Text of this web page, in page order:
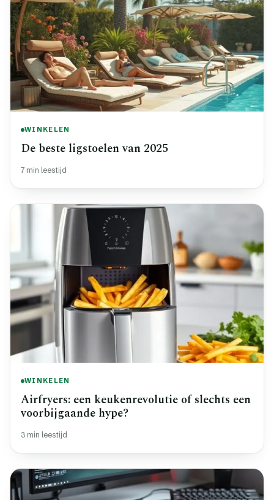
WINKELEN
De beste ligstoelen van 2025
7 min leestijd
WINKELEN
Airfryers: een keukenrevolutie of slechts een
voorbijgaande hype?
3 min leestijd